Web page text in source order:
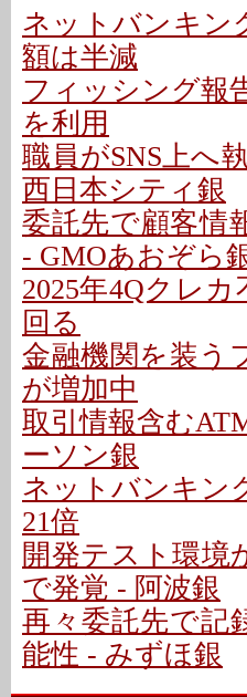
ネットバンキン
額は半減
フィッシング報
を利用
職員がSNS上へ
西日本シティ銀
委託先で顧客情
- GMOあおぞら
2025年4Qクレ
回る
金融機関を装う
が増加中
取引情報含む
ーソン銀
ネットバンキン
21倍
開発テスト環境
で発覚 - 阿波銀
再々委託先で記
能性 - みずほ銀